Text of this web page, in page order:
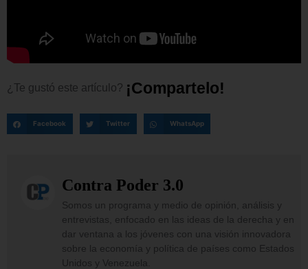
¿Te gustó este artículo? ¡Comparte o!
Facebook Twitter WhatsApp
Contra Poder 3.0
Somos un programa y medio de opinión, análisis y
entrevistas, enfocado en las ideas de la derecha y en
dar ventana a los jóvenes con una visión innovadora
sobre la economía y política de países como Estados
Unidos y Venezuela.